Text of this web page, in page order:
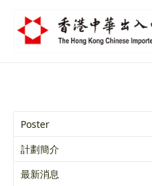
Poster
計劃簡介
最新消息